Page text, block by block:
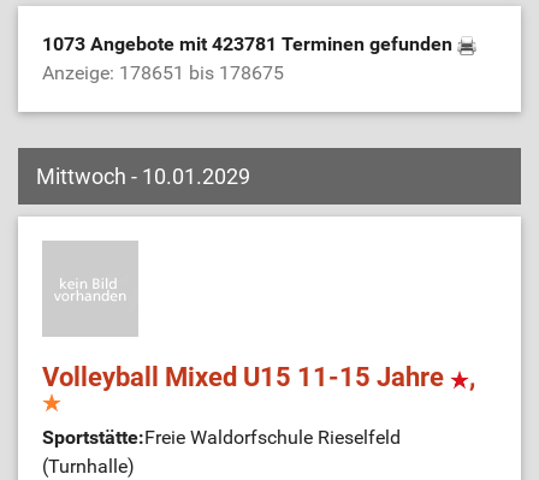
1073 Angebote mit 423781 Terminen gefunden
Anzeige: 178651 bis 178675
Mittwoch - 10.01.2029
Volleyball Mixed U15 11-15 Jahre ,
Sportstätte:Freie Waldorfschule Rieselfeld
(Turnhalle)